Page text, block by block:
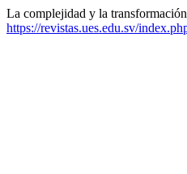
La complejidad y la
https://revistas.ues.edu.sv/